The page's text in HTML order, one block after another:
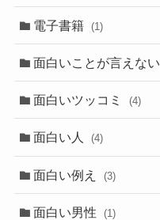
電子書籍 (1)
面白いことが言えない
面白いツッコミ (4)
面白い人 (4)
面白い例え (3)
面白い男性 (1)